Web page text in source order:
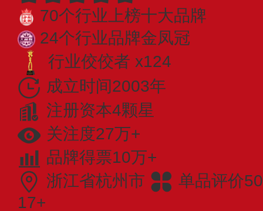
70个行业上榜十大品牌
24个行业品牌金凤冠
行业佼佼者 x124
成立时间2003年
注册资本4颗星
关注度27万+
品牌得票10万+
浙江省杭州市
单品评价
17+